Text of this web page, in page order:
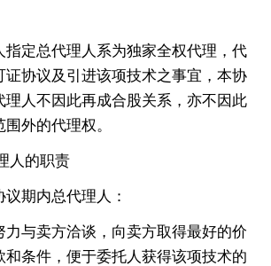
指定总代理人系为独家全权代理，代
证协议及引进该项技术之事宜，本协
理人不因此再成合股关系，亦不因此
外的代理权。
人的职责
议期内总代理人：
力与卖方洽谈，向卖方取得最好的价
和条件，便于委托人获得该项技术的